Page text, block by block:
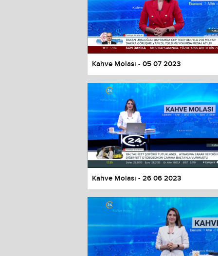
Kahve Molası - 05 07 2023
Kahve Molası - 26 06 2023